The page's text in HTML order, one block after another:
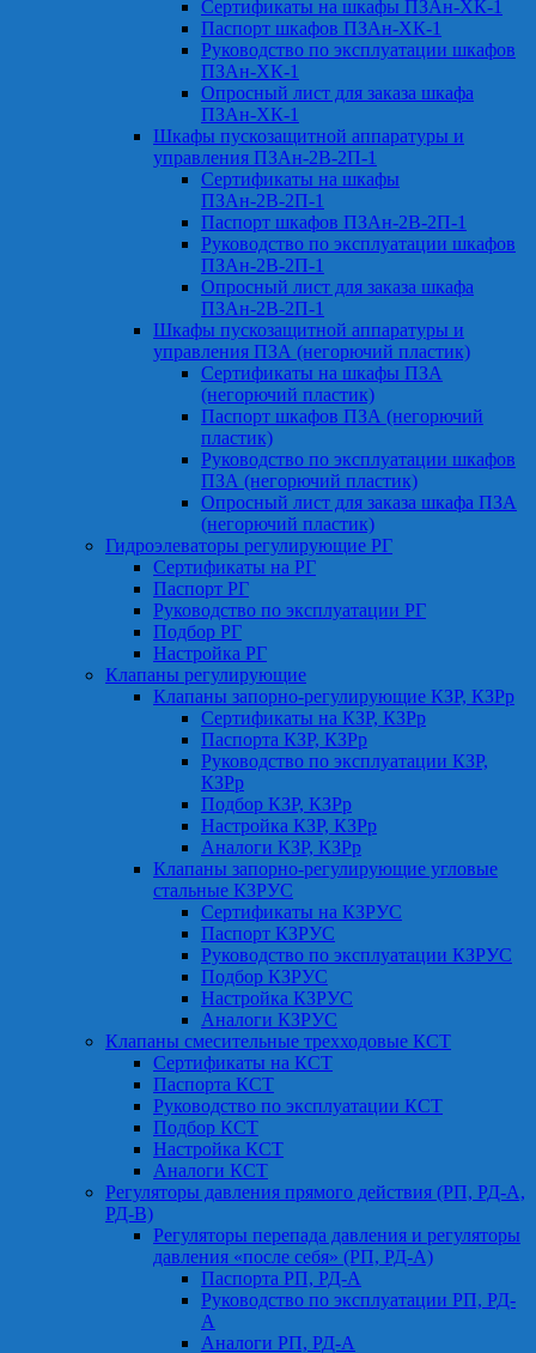
Сертификаты на шкафы ПЗАн-ХК-1
Паспорт шкафов ПЗАн-ХК-1
Руководство по эксплуатации шкафов
ПЗАн-ХК-1
Опросный лист для заказа шкафа
ПЗАн-ХК-1
Шкафы пускозащитной аппаратуры и
управления ПЗАн-2В-2П-1
Сертификаты на шкафы
ПЗАн-2В-2П-1
Паспорт шкафов ПЗАн-2В-2П-1
Руководство по эксплуатации шкафов
ПЗАн-2В-2П-1
Опросный лист для заказа шкафа
ПЗАн-2В-2П-1
Шкафы пускозащитной аппаратуры и
управления ПЗА (негорючий пластик)
Сертификаты на шкафы ПЗА
(негорючий пластик)
Паспорт шкафов ПЗА (негорючий
пластик)
Руководство по эксплуатации шкафов
ПЗА (негорючий пластик)
Опросный лист для заказа шкафа ПЗА
(негорючий пластик)
Гидроэлеваторы регулирующие РГ
Сертификаты на РГ
Паспорт РГ
Руководство по эксплуатации РГ
Подбор РГ
Настройка РГ
Клапаны регулирующие
Клапаны запорно-регулирующие КЗР, КЗРр
Сертификаты на КЗР, КЗРр
Паспорта КЗР, КЗРр
Руководство по эксплуатации КЗР,
КЗРр
Подбор КЗР, КЗРр
Настройка КЗР, КЗРр
Аналоги КЗР, КЗРр
Клапаны запорно-регулирующие угловые
стальные КЗРУС
Сертификаты на КЗРУС
Паспорт КЗРУС
Руководство по эксплуатации КЗРУС
Подбор КЗРУС
Настройка КЗРУС
Аналоги КЗРУС
Клапаны смесительные трехходовые КСТ
Сертификаты на КСТ
Паспорта КСТ
Руководство по эксплуатации КСТ
Подбор КСТ
Настройка КСТ
Аналоги КСТ
Регуляторы давления прямого действия (РП, РД-А,
РД-В)
Регуляторы перепада давления и регуляторы
давления «после себя» (РП, РД-А)
Паспорта РП, РД-А
Руководство по эксплуатации РП, РД-
А
Аналоги РП, РД-А